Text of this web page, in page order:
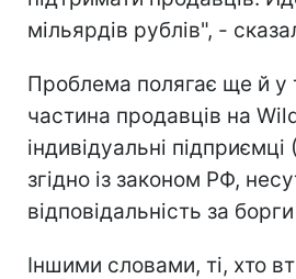
мільярдів рублів", -
Проблема полягає ще й у
частина продавців на
індивідуальні
згідно із законом РФ,
відповідальність за
Іншими словами, ті, хто